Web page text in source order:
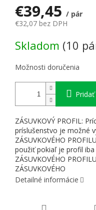
€39,45 / pár
€32,07 bez DPH
Skladom (10
Možnosti doručenia
ZÁSUVKOVÝ PROFIL:
príslušenstvo je možné
ZÁSUVKOVÉHO
použiť pokiaľ je profil
ZÁSUVKOVÉHO
ZÁSUVKOVÉHO
Detailné informácie